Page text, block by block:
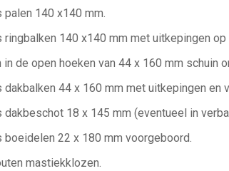
palen 140 x140 mm.
ringbalken 140 x140 mm met uitkepingen
in de open hoeken van 44 x 160 mm schuin
dakbalken 44 x 160 mm met uitkepingen en
dakbeschot 18 x 145 mm (eventueel in
boeidelen 22 x 180 mm voorgeboord.
mastiekklozen.